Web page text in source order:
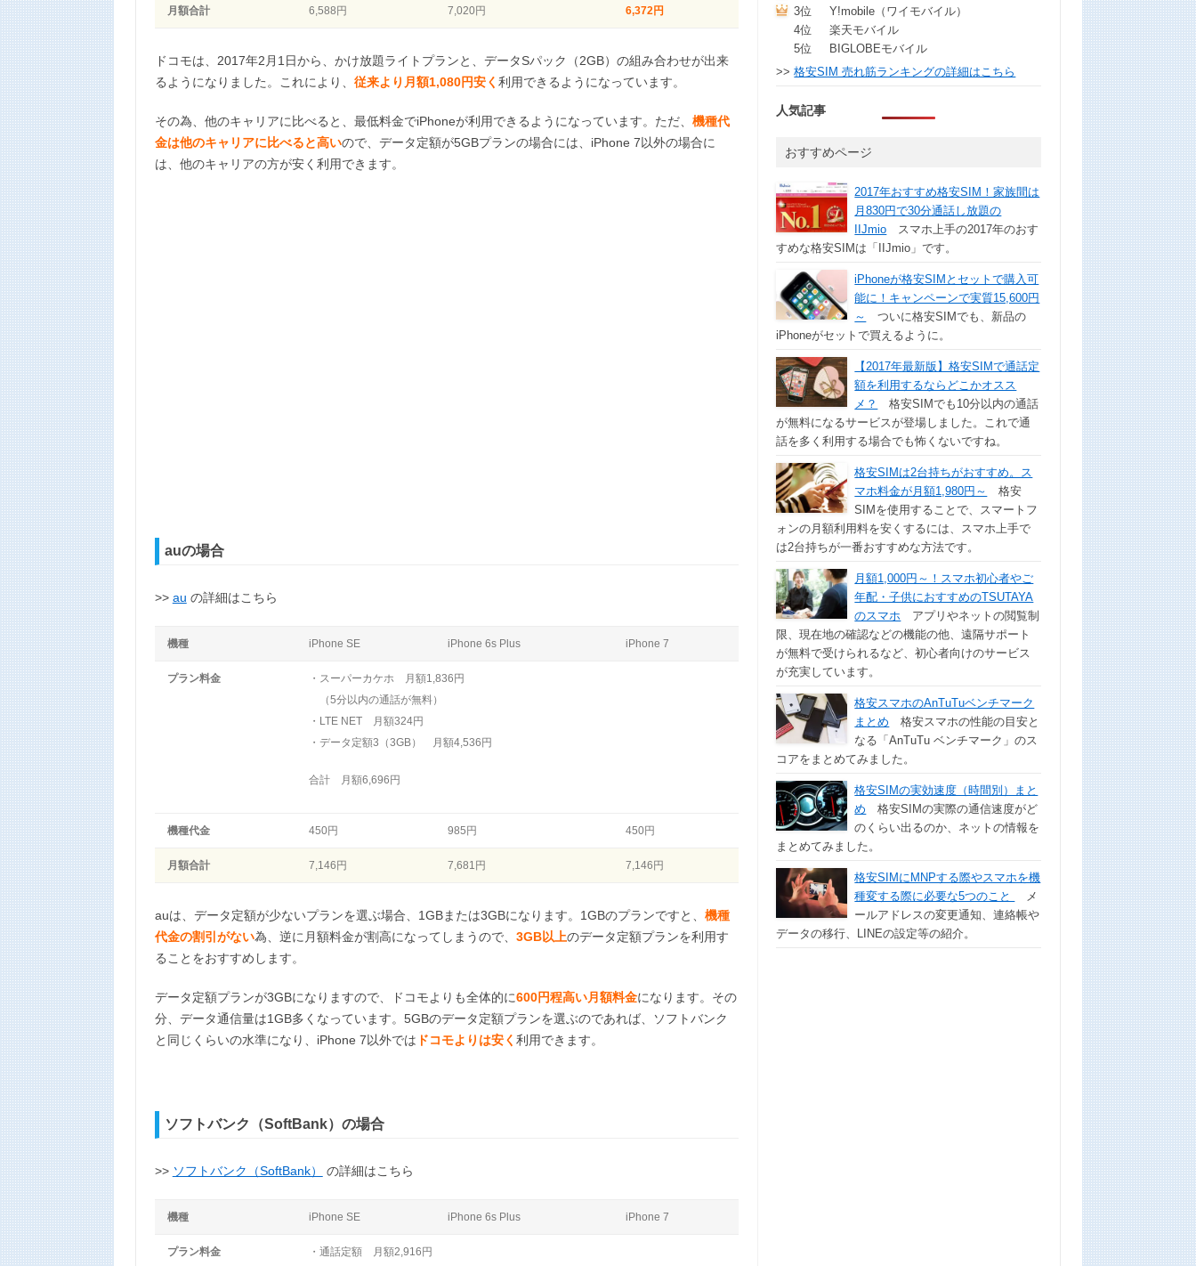
月額合計 6,588円 7,020円 6,372円
ドコモは、2017年2月1日から、かけ放題ライトプランと、データSパック（2GB）の組み合わせが出来
るようになりました。これにより、 従来より月額1,080円安く 利用できるようになっています。
その為、他のキャリアに比べると、最低料金でiPhoneが利用できるようになっています。ただ、 機種代
金は他のキャリアに比べると高いので、データ定額が5GBプランの場合には、iPhone 7以外の場合に
は、他のキャリアの方が安く利用できます。
auの場合
>> au の詳細はこちら
機種 iPhone SE iPhone 6s Plus iPhone 7
プラン料金
・スーパーカケホ 月額1,836円
（5分以内の通話が無料）
・LTE NET 月額324円
・データ定額3（3GB） 月額4,536円
合計 月額6,696円
機種代金 450円 985円 450円
月額合計 7,146円 7,681円 7,146円
auは、データ定額が少ないプランを選ぶ場合、1GBまたは3GBになります。1GBのプランですと、 機種
代金の割引がない為、逆に月額料金が割高になってしまうので、 3GB以上のデータ定額プランを利用す
ることをおすすめします。
データ定額プランが3GBになりますので、ドコモよりも全体的に600円程高い月額料金になります。その
分、データ通信量は1GB多くなっています。5GBのデータ定額プランを選ぶのであれば、ソフトバンク
と同じくらいの水準になり、iPhone 7以外では ドコモよりは安く 利用できます。
ソフトバンク（SoftBank）の場合
>> ソフトバンク（SoftBank） の詳細はこちら
機種 iPhone SE iPhone 6s Plus iPhone 7
プラン料金 ・通話定額 月額2,916円
3位
Y!mobile（ワイモバイル）
4位
楽天モバイル
5位
BIGLOBEモバイル
>>格安SIM 売れ筋ランキングの詳細はこちら
人気記事
おすすめページ
2017年おすすめ格安SIM！家族間は
月830円で30分通話し放題の
IIJmio スマホ上手の2017年のおす
すめな格安SIMは「IIJmio」です。
iPhoneが格安SIMとセットで購入可
能に！キャンペーンで実質15,600円
～
ついに格安SIMでも、新品の
iPhoneがセットで買えるように。
【2017年最新版】格安SIMで通話定
額を利用するならどこかオスス
メ？
格安SIMでも10分以内の通話
が無料になるサービスが登場しました。これで通
話を多く利用する場合でも怖くないですね。
格安SIMは2台持ちがおすすめ。ス
マホ料金が月額1,980円～
格安
SIMを使用することで、スマートフ
ォンの月額利用料を安くするには、スマホ上手で
は2台持ちが一番おすすめな方法です。
月額1,000円～！スマホ初心者やご
年配・子供におすすめのTSUTAYA
のスマホ アプリやネットの閲覧制
限、現在地の確認などの機能の他、遠隔サポート
が無料で受けられるなど、初心者向けのサービス
が充実しています。
格安スマホのAnTuTuベンチマーク
まとめ 格安スマホの性能の目安と
なる「AnTuTu ベンチマーク」のス
コアをまとめてみました。
格安SIMの実効速度（時間別）まと
め 格安SIMの実際の通信速度がど
のくらい出るのか、ネットの情報を
まとめてみました。
格安SIMにMNPする際やスマホを機
種変する際に必要な5つのこと
メ
ールアドレスの変更通知、連絡帳や
データの移行、LINEの設定等の紹介。